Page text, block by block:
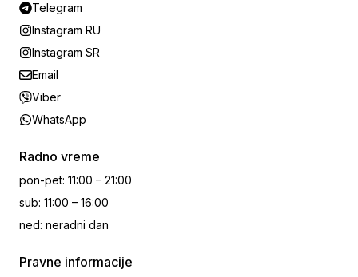
Telegram
Instagram RU
Instagram SR
Email
Viber
WhatsApp
Radno vreme
pon-pet: 11:00 – 21:00
sub: 11:00 – 16:00
ned: neradni dan
Pravne informacije